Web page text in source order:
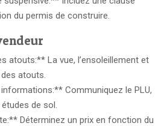
du permis de construire.
atouts:** La vue, l’ensoleillement et
atouts.
Communiquez le PLU,
de sol.
Déterminez un prix en fonction du